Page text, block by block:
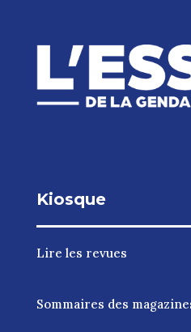
Kiosque
Lire les revues
Sommaires des